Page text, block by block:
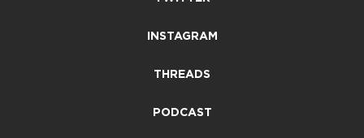
INSTAGRAM
THREADS
PODCAST